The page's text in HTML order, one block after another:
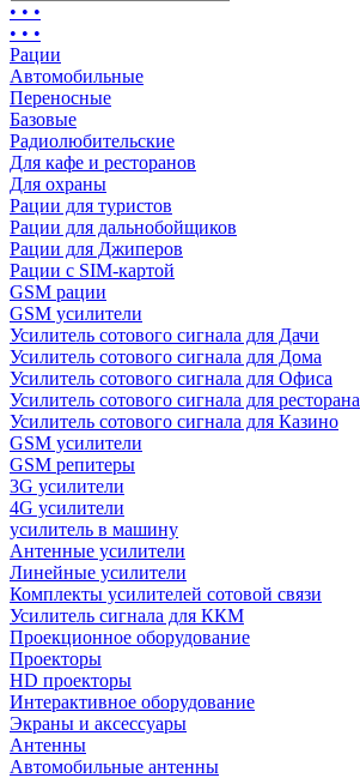
• • •
• • •
Рации
Автомобильные
Переносные
Базовые
Радиолюбительские
Для кафе и ресторанов
Для охраны
Рации для туристов
Рации для дальнобойщиков
Рации для Джиперов
Рации с SIM-картой
GSM рации
GSM усилители
Усилитель сотового сигнала для Дачи
Усилитель сотового сигнала для Дома
Усилитель сотового сигнала для Офиса
Усилитель сотового сигнала для ресторана
Усилитель сотового сигнала для Казино
GSM усилители
GSM репитеры
3G усилители
4G усилители
усилитель в машину
Антенные усилители
Линейные усилители
Комплекты усилителей сотовой связи
Усилитель сигнала для ККМ
Проекционное оборудование
Проекторы
HD проекторы
Интерактивное оборудование
Экраны и аксессуары
Антенны
Автомобильные антенны